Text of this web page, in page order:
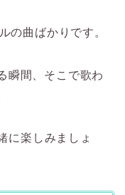
の曲ばかりです。
瞬間、そこで歌わ
に楽しみましょ